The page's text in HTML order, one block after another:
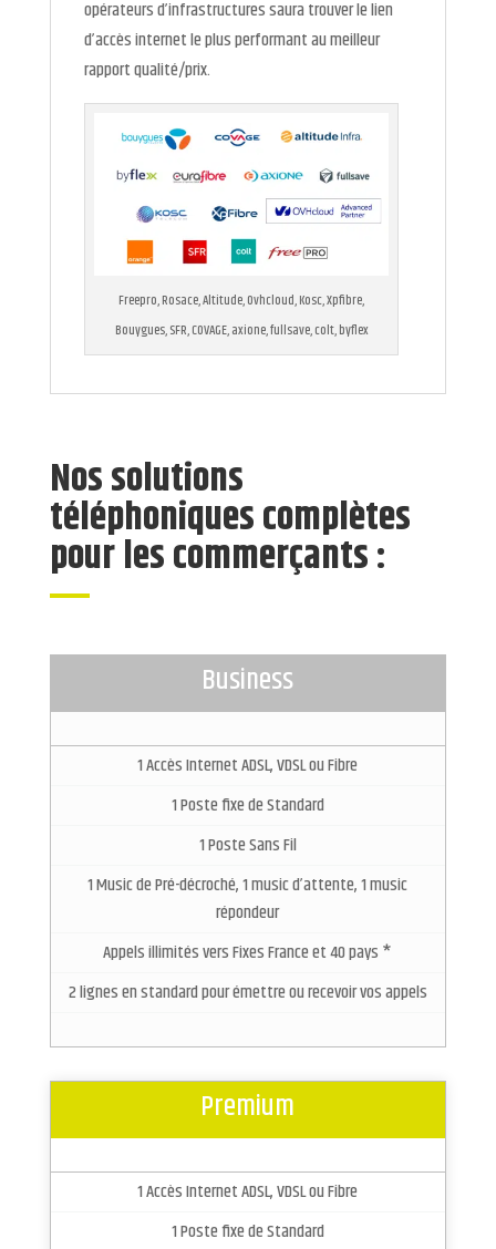
opérateurs d’infrastructures saura trouver le lien
d’accès internet le plus performant au meilleur
rapport qualité/prix.
Freepro, Rosace, Altitude, Ovhcloud, Kosc, Xpfibre,
Bouygues, SFR, COVAGE, axione, fullsave, colt, byflex
Nos solutions
téléphoniques complètes
pour les commerçants :
Business
1 Accès Internet ADSL, VDSL ou Fibre
1 Poste fixe de Standard
1 Poste Sans Fil
1 Music de Pré-décroché, 1 music d’attente, 1 music
répondeur
Appels illimités vers Fixes France et 40 pays *
2 lignes en standard pour émettre ou recevoir vos appels
Premium
1 Accès Internet ADSL, VDSL ou Fibre
1 Poste fixe de Standard